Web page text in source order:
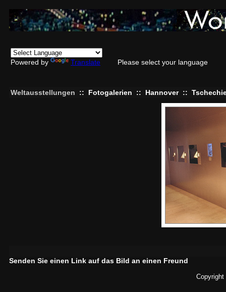
Powered by Translate Please select your language
Weltausstellungen :: Fotogalerien :: Hannover ::
Senden Sie einen Link auf das Bild an einen Freund